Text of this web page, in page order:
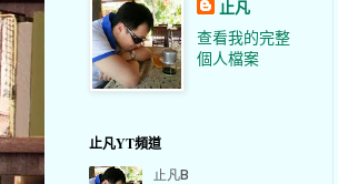
止凡
查看我的完整
個人檔案
止凡YT頻道